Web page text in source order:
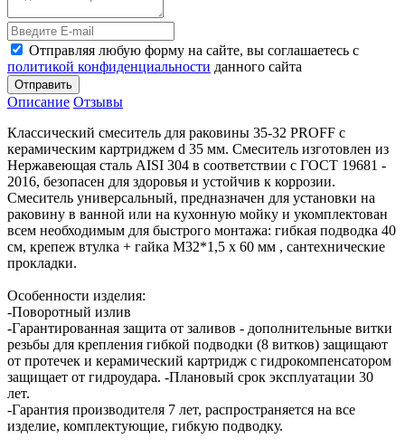
Отправляя любую форму на сайте, вы соглашаетесь с
политикой конфиденциальности данного сайта
Отправить
Описание Отзывы
Классический смеситель для раковины 35-32 PROFF с
керамическим картриджем d 35 мм. Смеситель изготовлен из
Нержавеющая сталь AISI 304 в соответствии с ГОСТ 19681 -
2016, безопасен для здоровья и устойчив к коррозии.
Смеситель универсальный, предназначен для установки на
раковину в ванной или на кухонную мойку и укомплектован
всем необходимым для быстрого монтажа: гибкая подводка 40
см, крепеж втулка + гайка М32*1,5 х 60 мм , сантехнические
прокладки.
Особенности изделия:
-Поворотный излив
-Гарантированная защита от заливов - дополнительные витки
резьбы для крепления гибкой подводки (8 витков) защищают
от протечек и керамический картридж с гидрокомпенсатором
защищает от гидроудара. -Плановый срок эксплуатации 30
лет.
-Гарантия производителя 7 лет, распространяется на все
изделие, комплектующие, гибкую подводку.